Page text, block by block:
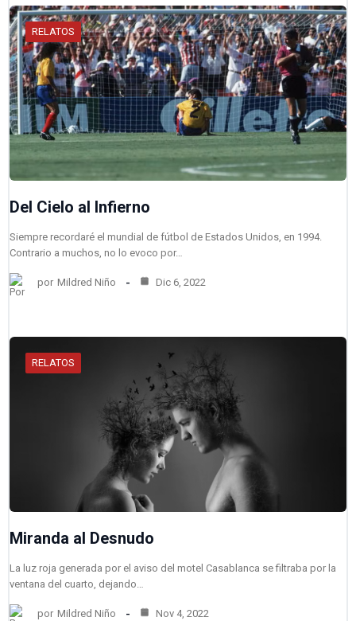
RELATOS
Del Cielo al Infierno
Siempre recordaré el mundial de fútbol de Estados Unidos, en 1994.
Contrario a muchos, no lo evoco por…
por Mildred Niño Dic 6, 2022
RELATOS
Miranda al Desnudo
La luz roja generada por el aviso del motel Casablanca se filtraba por la
ventana del cuarto, dejando…
por Mildred Niño Nov 4, 2022